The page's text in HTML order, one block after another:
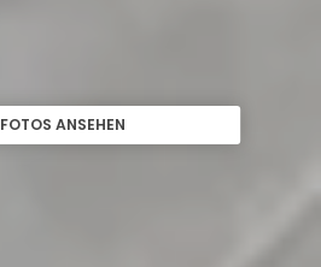
FOTOS ANSEHEN